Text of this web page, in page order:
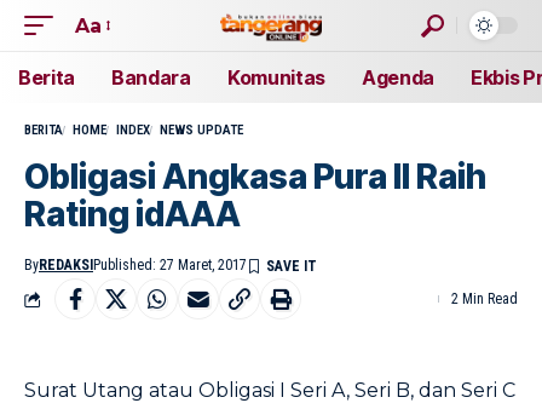
Aa
Berita Bandara Komunitas Agenda Ekbis
BERITA HOME INDEX NEWS UPDATE
Obligasi Angkasa Pura II Raih
Rating idAAA
ByREDAKSI Published: 27 Maret, 2017
2 Min Read
Surat Utang atau Obligasi I Seri A, Seri B, dan Seri C